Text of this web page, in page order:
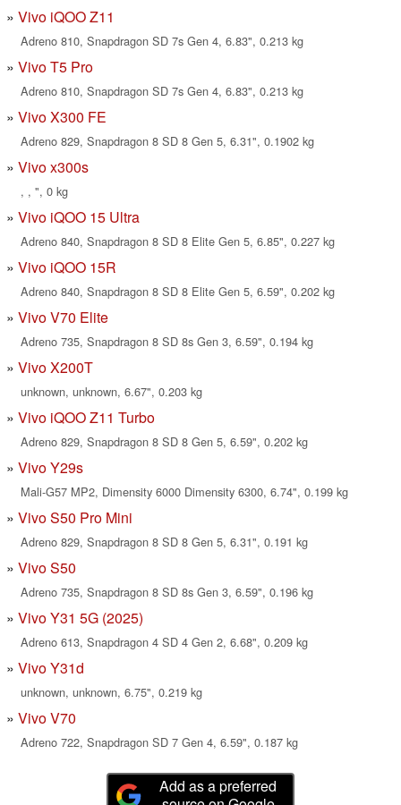
Vivo iQOO Z11
Adreno 810, Snapdragon SD 7s Gen 4, 6.83", 0.213 kg
Vivo T5 Pro
Adreno 810, Snapdragon SD 7s Gen 4, 6.83", 0.213 kg
Vivo X300 FE
Adreno 829, Snapdragon 8 SD 8 Gen 5, 6.31", 0.1902 kg
Vivo x300s
, , ", 0 kg
Vivo iQOO 15 Ultra
Adreno 840, Snapdragon 8 SD 8 Elite Gen 5, 6.85", 0.227 kg
Vivo iQOO 15R
Adreno 840, Snapdragon 8 SD 8 Elite Gen 5, 6.59", 0.202 kg
Vivo V70 Elite
Adreno 735, Snapdragon 8 SD 8s Gen 3, 6.59", 0.194 kg
Vivo X200T
unknown, unknown, 6.67", 0.203 kg
Vivo iQOO Z11 Turbo
Adreno 829, Snapdragon 8 SD 8 Gen 5, 6.59", 0.202 kg
Vivo Y29s
Mali-G57 MP2, Dimensity 6000 Dimensity 6300, 6.74", 0.199 kg
Vivo S50 Pro Mini
Adreno 829, Snapdragon 8 SD 8 Gen 5, 6.31", 0.191 kg
Vivo S50
Adreno 735, Snapdragon 8 SD 8s Gen 3, 6.59", 0.196 kg
Vivo Y31 5G (2025)
Adreno 613, Snapdragon 4 SD 4 Gen 2, 6.68", 0.209 kg
Vivo Y31d
unknown, unknown, 6.75", 0.219 kg
Vivo V70
Adreno 722, Snapdragon SD 7 Gen 4, 6.59", 0.187 kg
Add as a preferred